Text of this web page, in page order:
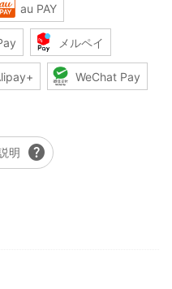
au PAY
メルペイ
WeChat Pay
明 help